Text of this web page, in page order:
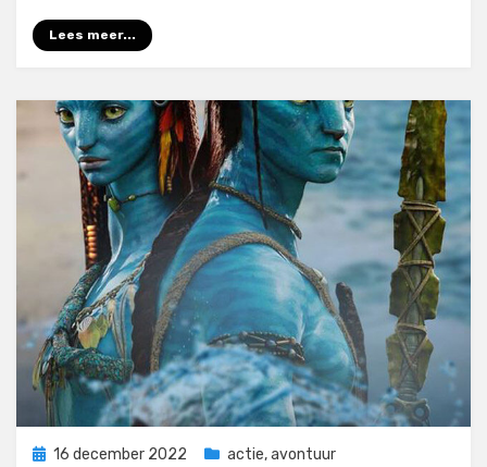
Lees meer...
Geplaatst
16 december 2022 actie,avontuur